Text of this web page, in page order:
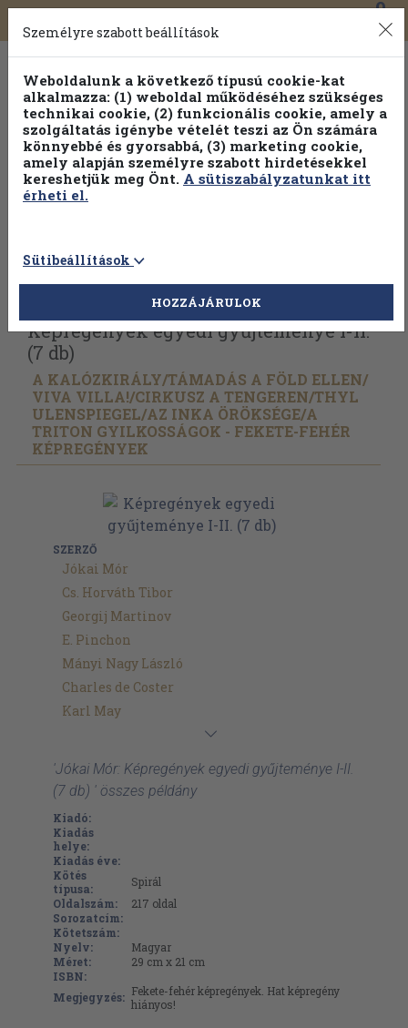
Toggle
navigation
0
Vissza az előző oldalra Válasszon példányt
Képregények egyedi gyűjteménye I-II.
(7 db)
A KALÓZKIRÁLY/TÁMADÁS A FÖLD ELLEN/
VIVA VILLA!/CIRKUSZ A TENGEREN/THYL
ULENSPIEGEL/AZ INKA ÖRÖKSÉGE/A
TRITON GYILKOSSÁGOK - FEKETE-FEHÉR
KÉPREGÉNYEK
SZERZŐ
Jókai Mór
Cs. Horváth Tibor
Georgij Martinov
E. Pinchon
Mányi Nagy László
Charles de Coster
Karl May
'Jókai Mór: Képregények egyedi gyűjteménye I-II.
(7 db) ' összes példány
Kiadó:
Kiadás
helye:
Kiadás éve:
Kötés
típusa:
Spirál
Oldalszám:
217 oldal
Sorozatcím:
Kötetszám:
Nyelv:
Magyar
Méret:
29 cm x 21 cm
ISBN:
Megjegyzés: Fekete-fehér képregények. Hat képregény
hiányos!
Személyre szabott beállítások
Weboldalunk a következő típusú cookie-kat
alkalmazza: (1) weboldal működéséhez szükséges
technikai cookie, (2) funkcionális cookie, amely a
szolgáltatás igénybe vételét teszi az Ön számára
könnyebbé és gyorsabbá, (3) marketing cookie,
amely alapján személyre szabott hirdetésekkel
kereshetjük meg Önt. A sütiszabályzatunkat itt
érheti el.
Sütibeállítások
HOZZÁJÁRULOK